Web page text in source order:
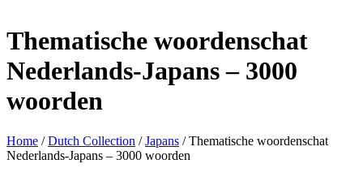
Thematische woordenschat
Nederlands-Japans – 3000
woorden
Home /Dutch Collection /Japans / Thematische woordenschat
Nederlands-Japans – 3000 woorden